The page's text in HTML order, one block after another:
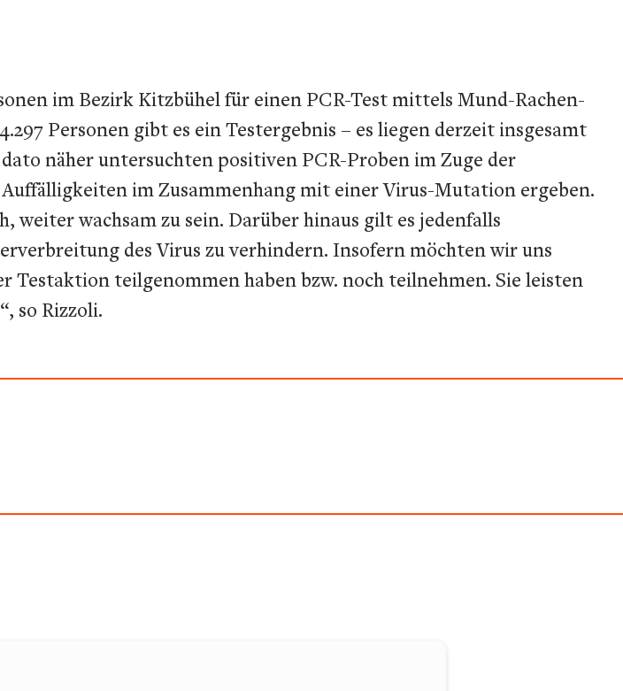
im Bezirk Kitzbühel für einen PCR-Test mittels Mund-Rachen-
Personen gibt es ein Testergebnis – es liegen derzeit insgesamt
näher untersuchten positiven PCR-Proben im Zuge der
im Zusammenhang mit einer Virus-Mutation ergeben.
wachsam zu sein. Darüber hinaus gilt es jedenfalls
des Virus zu verhindern. Insofern möchten wir uns
Testaktion teilgenommen haben bzw. noch teilnehmen. Sie leisten
so Rizzoli.